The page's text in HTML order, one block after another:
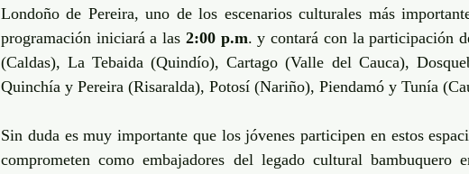
Londoño de Pereira, uno de los escenarios culturales más
programación iniciará a las 2:00 p.m. y contará con la participación
(Caldas), La Tebaida (Quindío), Cartago (Valle del Cauca),
Quinchía y Pereira (Risaralda), Potosí (Nariño), Piendamó y Tunía
Sin duda es muy importante que los jóvenes participen en estos
comprometen como embajadores del legado cultural bambuquero